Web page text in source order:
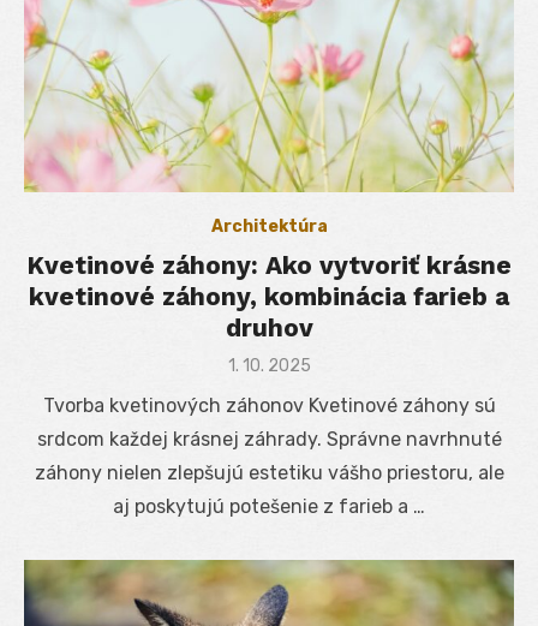
Architektúra
Kvetinové záhony: Ako vytvoriť krásne
kvetinové záhony, kombinácia farieb a
druhov
Posted
1. 10. 2025
Tvorba kvetinových záhonov Kvetinové záhony sú
srdcom každej krásnej záhrady. Správne navrhnuté
záhony nielen zlepšujú estetiku vášho priestoru, ale
aj poskytujú potešenie z farieb a …